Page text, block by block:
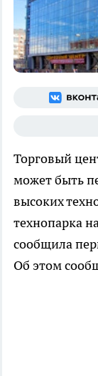
Торговый
может быть
высоких
технопарка
сообщила
Об этом